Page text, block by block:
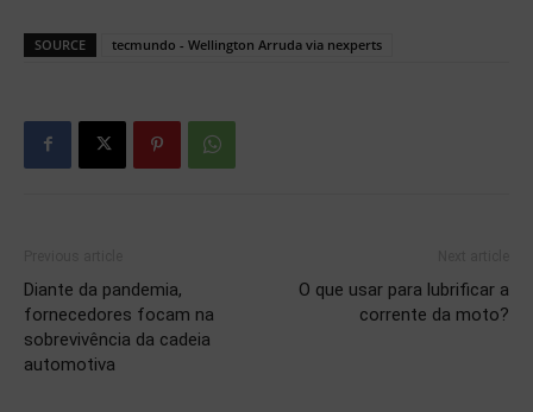
SOURCE tecmundo - Wellington Arruda via nexperts
Diante da pandemia,
fornecedores focam na
sobrevivência da cadeia
automotiva
O que usar para lubrificar a
corrente da moto?